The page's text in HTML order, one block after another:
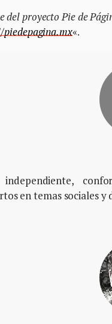
proyecto Pie de
«.
en temas sociales y